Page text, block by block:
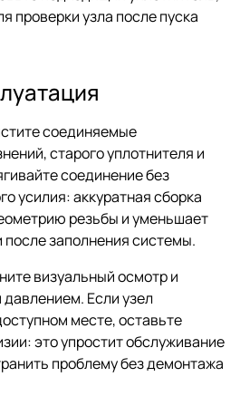
проверки узла после пуска
соединяемые
старого уплотнителя и
соединение без
усилия: аккуратная сборка
резьбы и уменьшает
после заполнения системы.
визуальный осмотр и
Если узел
месте, оставьте
это упростит обслуживание
проблему без демонтажа